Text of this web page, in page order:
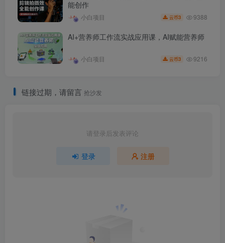
能创作
小白项目 云币3 9388
AI+营养师工作流实战应用课，AI赋能营养师
小白项目 云币3 9216
链接过期，请留言 抢沙发
请登录后发表评论
登录 注册